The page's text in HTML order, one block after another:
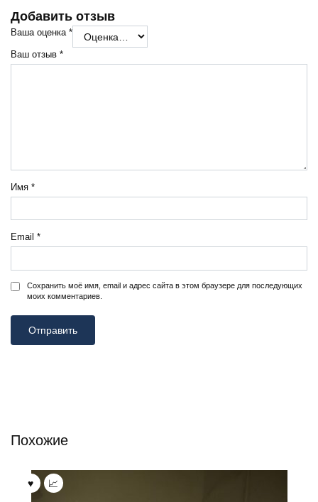
Добавить отзыв
Ваша оценка *
Ваш отзыв *
Имя *
Email *
Сохранить моё имя, email и адрес сайта в этом браузере для последующих
моих комментариев.
Похожие